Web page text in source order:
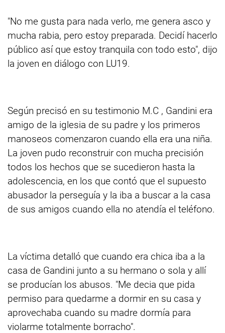
"No me gusta para nada verlo, me genera asco y
mucha rabia, pero estoy preparada. Decidí hacerlo
público así que estoy tranquila con todo esto", dijo
la joven en diálogo con LU19.
Según precisó en su testimonio M.C , Gandini era
amigo de la iglesia de su padre y los primeros
manoseos comenzaron cuando ella era una niña.
La joven pudo reconstruir con mucha precisión
todos los hechos que se sucedieron hasta la
adolescencia, en los que contó que el supuesto
abusador la perseguía y la iba a buscar a la casa
de sus amigos cuando ella no atendía el teléfono.
La víctima detalló que cuando era chica iba a la
casa de Gandini junto a su hermano o sola y allí
se producían los abusos. "Me decia que pida
permiso para quedarme a dormir en su casa y
aprovechaba cuando su madre dormía para
violarme totalmente borracho".